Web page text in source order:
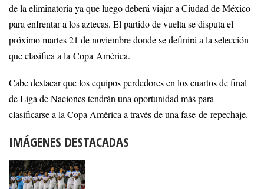
de la eliminatoria ya que luego deberá viajar a Ciudad de México
para enfrentar a los aztecas. El partido de vuelta se disputa el
próximo martes 21 de noviembre donde se definirá a la selección
que clasifica a la Copa América.
Cabe destacar que los equipos perdedores en los cuartos de final
de Liga de Naciones tendrán una oportunidad más para
clasificarse a la Copa América a través de una fase de repechaje.
IMÁGENES DESTACADAS